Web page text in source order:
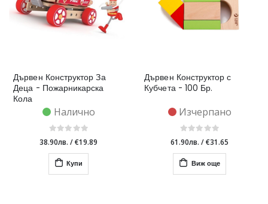
Дървен Конструктор За
Деца - Пожарникарска
Кола
Налично
38.90лв. /€19.89
Купи
Дървен Конструктор с
Кубчета - 100 Бр.
Изчерпано
61.90лв. /€31.65
Виж още